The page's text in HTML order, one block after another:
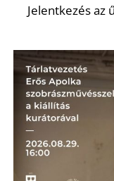
Jelentkezés az